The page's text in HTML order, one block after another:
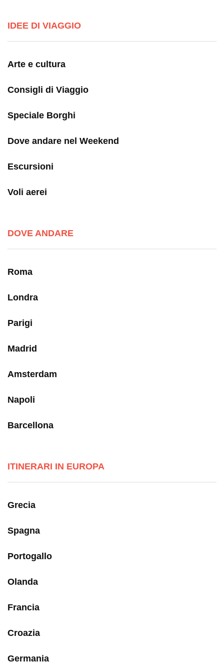
IDEE DI VIAGGIO
Arte e cultura
Consigli di Viaggio
Speciale Borghi
Dove andare nel Weekend
Escursioni
Voli aerei
DOVE ANDARE
Roma
Londra
Parigi
Madrid
Amsterdam
Napoli
Barcellona
ITINERARI IN EUROPA
Grecia
Spagna
Portogallo
Olanda
Francia
Croazia
Germania